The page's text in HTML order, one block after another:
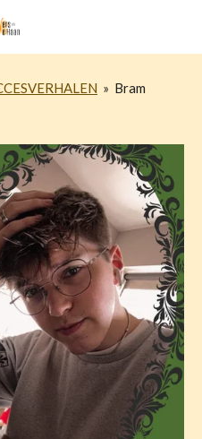
» Bram